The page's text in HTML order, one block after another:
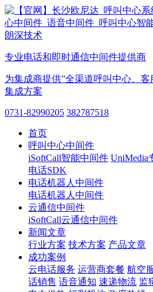
专业电话和即时通信中间件提供商
为集成商提供”全渠道呼叫中心、
集成方案
0731-82990205 382787518
首页
呼叫中心中间件
iSoftCall智能中间件 UniMedia
电话SDK
电话机器人中间件
电话机器人中间件
云通信中间件
iSoftCall云通信中间件
新闻文章
行业方案 技术方案 产品文章
成功案例
云电话服务 运营商套餐 航空
话销售 语音通知 速递物流 监